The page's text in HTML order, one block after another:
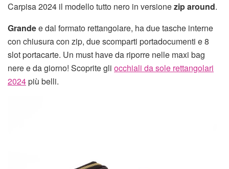
Carpisa 2024 il modello tutto nero in versionezip around.
Grandee dal formato rettangolare, ha due tasche interne
con chiusura con zip, due scomparti portadocumenti e 8
slot portacarte. Un must have da riporre nelle maxi bag
nere e da giorno! Scoprite gli occhiali da sole rettangolari
2024più belli.